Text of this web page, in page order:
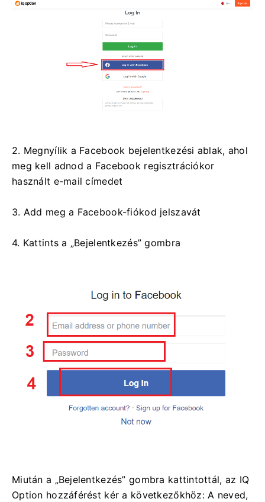
2. Megnyílik a Facebook bejelentkezési ablak, ahol
meg kell adnod a Facebook regisztrációkor
használt e-mail címedet
3. Add meg a Facebook-fiókod jelszavát
4. Kattints a „Bejelentkezés” gombra
Miután a „Bejelentkezés” gombra kattintottál, az IQ
Option hozzáférést kér a következőkhöz: A neved,